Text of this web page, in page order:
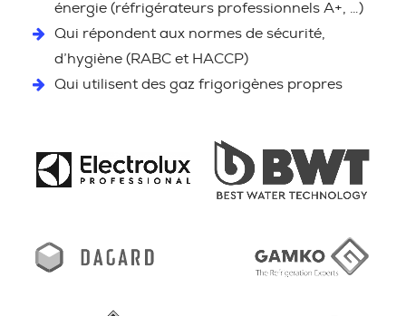
énergie (réfrigérateurs professionnels A+, …)
Qui répondent aux normes de sécurité,
d’hygiène (RABC et HACCP)
Qui utilisent des gaz frigorigènes propres